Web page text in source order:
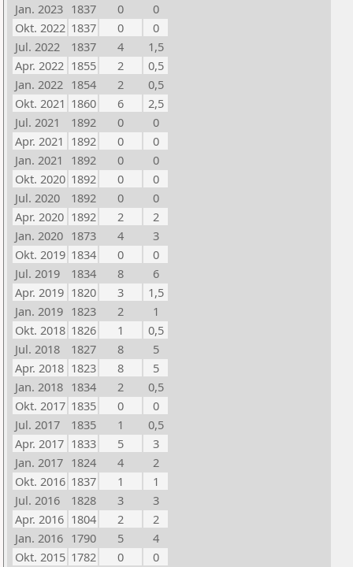
Jan. 2023 1837 0
0
Okt. 2022 1837 0
0
Jul. 2022
1837 4
1,5
Apr. 2022 1855 2
0,5
Jan. 2022 1854 2
0,5
Okt. 2021 1860 6
2,5
Jul. 2021
1892 0
0
Apr. 2021 1892 0
0
Jan. 2021
1892 0
0
Okt. 2020 1892 0
0
Jul. 2020
1892 0
0
Apr. 2020 1892 2
2
Jan. 2020 1873 4
3
Okt. 2019 1834 0
0
Jul. 2019
1834 8
6
Apr. 2019 1820 3
1,5
Jan. 2019 1823 2
1
Okt. 2018 1826 1
0,5
Jul. 2018
1827 8
5
Apr. 2018 1823 8
5
Jan. 2018 1834 2
0,5
Okt. 2017 1835 0
0
Jul. 2017
1835 1
0,5
Apr. 2017 1833 5
3
Jan. 2017 1824 4
2
Okt. 2016 1837 1
1
Jul. 2016
1828 3
3
Apr. 2016 1804 2
2
Jan. 2016 1790 5
4
Okt. 2015 1782 0
0